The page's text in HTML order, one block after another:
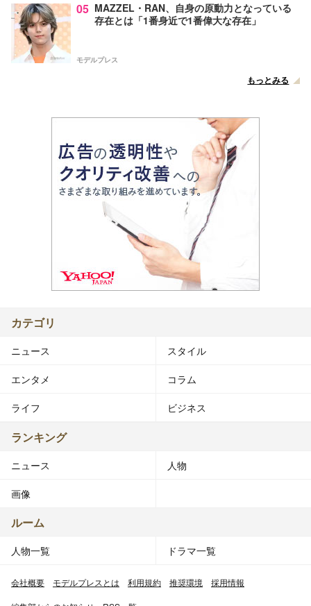
05 MAZZEL・RAN、自身の原動力となっている
存在とは「1番身近で1番偉大な存在」
モデルプレス
もっとみる
カテゴリ
ニュース スタイル
エンタメ コラム
ライフ ビジネス
ランキング
ニュース 人物
画像
ルーム
人物一覧 ドラマ一覧
会社概要 モデルプレスとは 利用規約 推奨環境 採用情報